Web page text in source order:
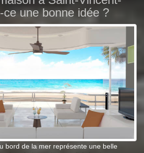
une bonne idée ?
bord de la mer représente une belle